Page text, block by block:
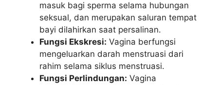
masuk bagi sperma selama hubungan
seksual, dan merupakan saluran tempat
bayi dilahirkan saat persalinan.
Fungsi Ekskresi: Vagina berfungsi
mengeluarkan darah menstruasi dari
rahim selama siklus menstruasi.
Fungsi Perlindungan: Vagina